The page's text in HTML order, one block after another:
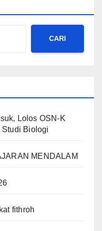
CARI
Lolos OSN-K
Studi Biologi
MENDALAM
fithroh